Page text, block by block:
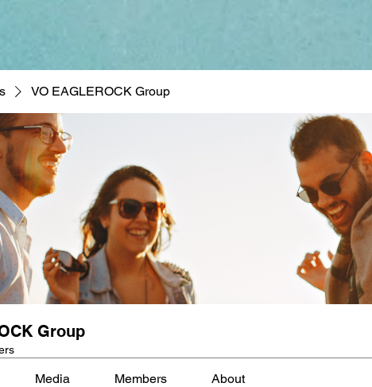
VO EAGLEROCK Group
Group
Media Members About